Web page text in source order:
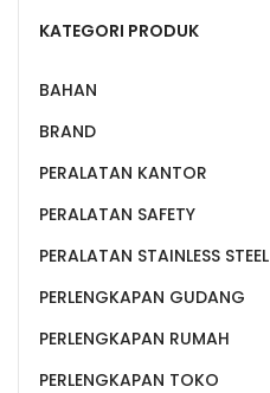
KATEGORI PRODUK
BAHAN
BRAND
PERALATAN KANTOR
PERALATAN SAFETY
PERALATAN STAINLESS STEEL
PERLENGKAPAN GUDANG
PERLENGKAPAN RUMAH
PERLENGKAPAN TOKO